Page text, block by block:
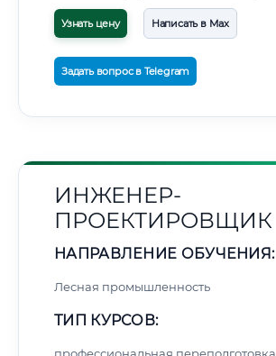
Узнать цену Написать в Max
Задать вопрос в Telegram
ИНЖЕНЕР-
ПРОЕКТИРОВЩИК
НАПРАВЛЕНИЕ ОБУЧЕНИЯ:
Лесная промышленность
ТИП КУРСОВ: